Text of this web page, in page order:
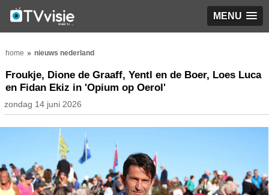
MENU
home nieuws nederland
Froukje, Dione de Graaff, Yentl en de Boer, Loes Luca
en Fidan Ekiz in 'Opium op Oerol'
zondag 14 juni 2026